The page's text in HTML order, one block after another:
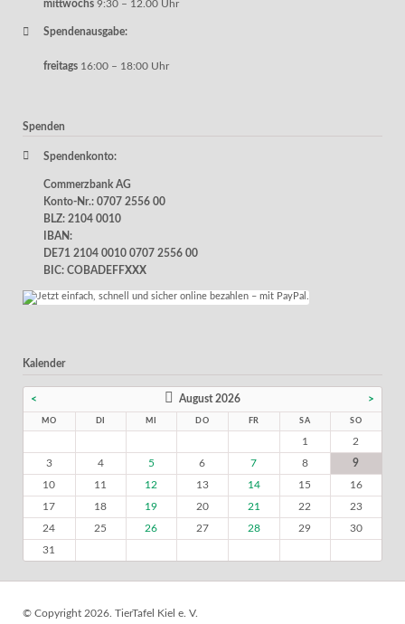
mittwochs 9:30 – 12.00 Uhr
Spendenausgabe:
freitags 16:00 – 18:00 Uhr
Spenden
Spendenkonto:
Commerzbank AG
Konto-Nr.: 0707 2556 00
BLZ: 2104 0010
IBAN:
DE71 2104 0010 0707 2556 00
BIC: COBADEFFXXX
Kalender
< August 2026 >
MO DI MI DO FR SA SO
1
2
3
4 5 6 7 8
9
10
11 12 13 14 15
16
17
18 19 20 21 22
23
24
25 26 27 28 29
30
31
© Copyright 2026. TierTafel Kiel e. V.